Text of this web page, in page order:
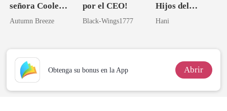
señora Cooley:
El regreso de la
Autumn Breeze
por el CEO!
Black-Wings1777
Hijos del
Magnate
Hani
Obtenga su bonus en la App Abrir